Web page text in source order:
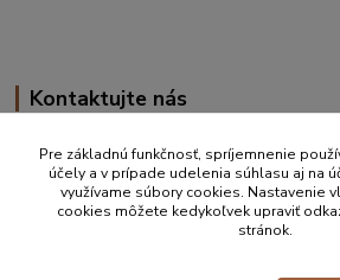
Kontaktujte nás
+420 777 610 855
info@vakynaspanie.sk
Pre základnú funkčnosť, spríjemnenie
účely a v prípade udelenia súhlasu aj na
využívame súbory cookies. Nastavenie
cookies môžete kedykoľvek upraviť
stránok.